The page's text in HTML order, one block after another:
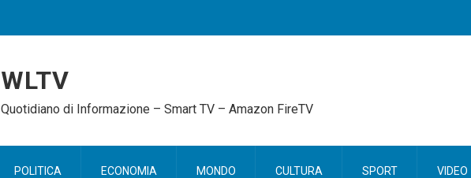
WLTV
Quotidiano di Informazione – Smart TV – Amazon FireTV
POLITICA ECONOMIA MONDO CULTURA SPORT VIDEO